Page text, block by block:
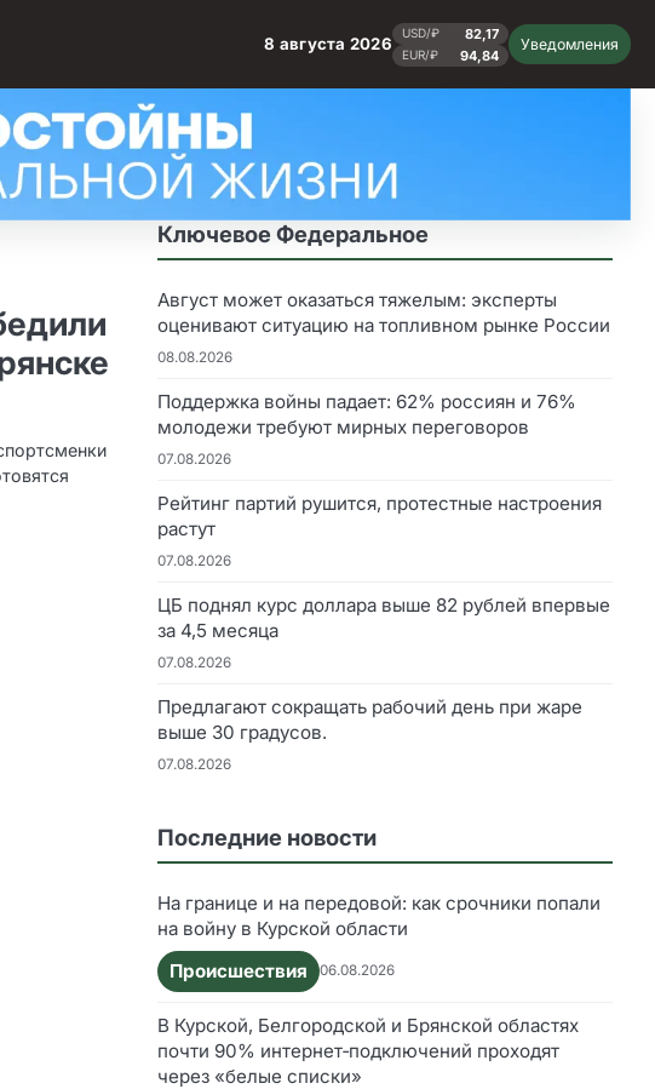
8 августа 2026
USD/₽ 82,17
EUR/₽ 94,84
Уведомления
Ключевое Федеральное
Август может оказаться тяжелым: эксперты
оценивают ситуацию на топливном рынке России
08.08.2026
Поддержка войны падает: 62% россиян и 76%
молодежи требуют мирных переговоров
07.08.2026
Рейтинг партий рушится, протестные настроения
растут
07.08.2026
ЦБ поднял курс доллара выше 82 рублей впервые
за 4,5 месяца
07.08.2026
Предлагают сокращать рабочий день при жаре
выше 30 градусов.
07.08.2026
Последние новости
На границе и на передовой: как срочники попали
на войну в Курской области
Происшествия
06.08.2026
В Курской, Белгородской и Брянской областях
почти 90% интернет‑подключений проходят
через «белые списки»